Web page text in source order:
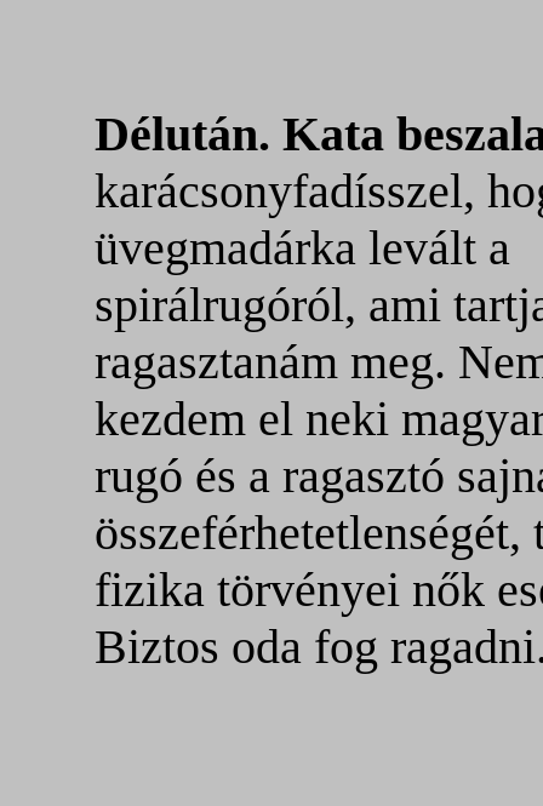
Délután. Kata
karácsonyfadísszel,
üvegmadárka levált a
spirálrugóról, ami
ragasztanám meg.
kezdem el neki
rugó és a ragasztó
fizika törvényei nők
Biztos oda fog